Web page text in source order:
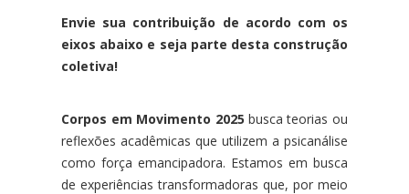
Envie sua contribuição de acordo com os
eixos abaixo e seja parte desta construção
coletiva!
Corpos em Movimento 2025 busca teorias ou
reflexões acadêmicas que utilizem a psicanálise
como força emancipadora. Estamos em busca
de experiências transformadoras que, por meio